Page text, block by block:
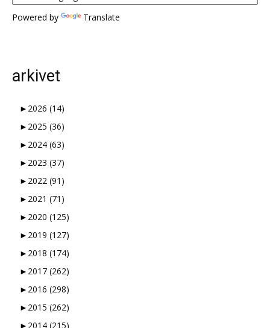
Powered by Translate
arkivet
► 2026 (14)
► 2025 (36)
► 2024 (63)
► 2023 (37)
► 2022 (91)
► 2021 (71)
► 2020 (125)
► 2019 (127)
► 2018 (174)
► 2017 (262)
► 2016 (298)
► 2015 (262)
► 2014 (215)